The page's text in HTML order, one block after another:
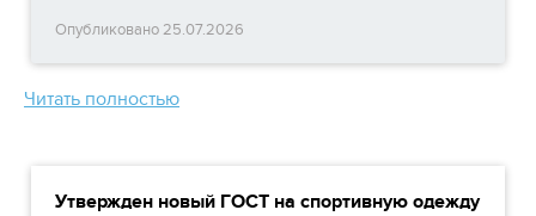
Опубликовано 25.07.2026
Читать полностью
Утвержден новый ГОСТ на спортивную одежду